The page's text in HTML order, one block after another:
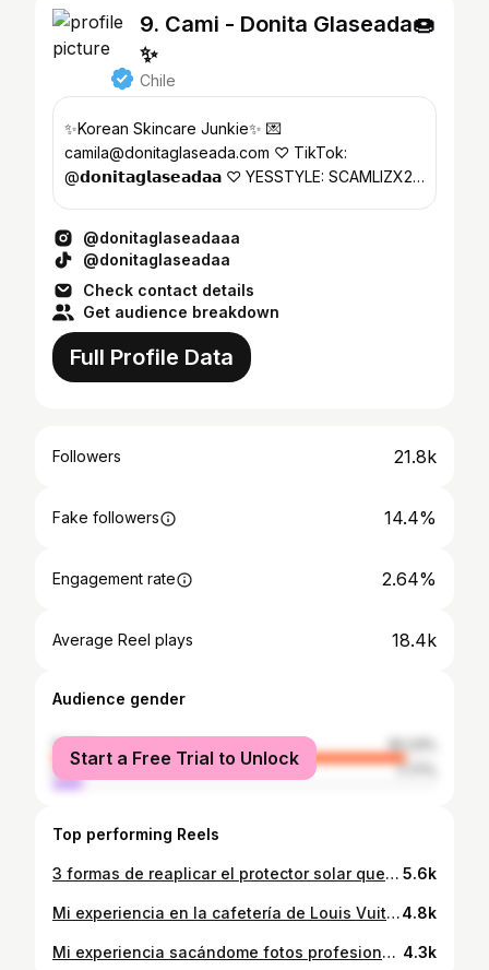
9. Cami - Donita Glaseada🍩
✨
Chile
✨Korean Skincare Junkie✨ 💌
camila@donitaglaseada.com ♡ TikTok:
@𝗱𝗼𝗻𝗶𝘁𝗮𝗴𝗹𝗮𝘀𝗲𝗮𝗱𝗮𝗮 ♡ YESSTYLE: SCAMLIZX25
@donitaglaseadaaa
@donitaglaseadaa
Check contact details
Get audience breakdown
Full Profile Data
Followers 21.8k
Fake followers 14.4%
Engagement rate 2.64%
Average Reel plays 18.4k
Audience gender
female
92.23%
male
7.77%
Start a Free Trial to Unlock
Top performing Reels
3 formas de reaplicar el protector solar que aprendí en Corea🇰🇷💜 #kbeauty #korea #koreanskincare #kbeauty #skincarecoreano 5.6k
Mi experiencia en la cafetería de Louis Vuitton en Seúl, Corea del Sur 🇰🇷✨ #pastry #luxury #korea #cafe #louisvuitton4.8k
Mi experiencia sacándome fotos profesionales por primera vez!💗 #korea #corea #photoshoot 4.3k